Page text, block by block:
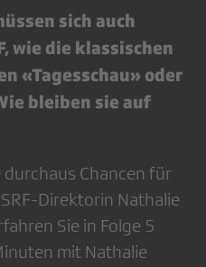
sich auch
wie die klassischen
«Tagesschau» oder
bleiben sie auf
Chancen für
Direktorin Nathalie
Sie in Folge 5
mit Nathalie